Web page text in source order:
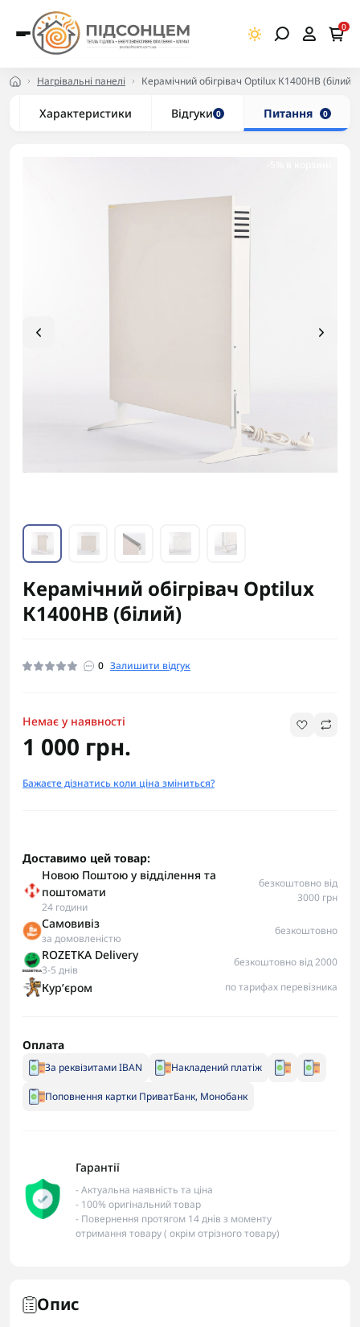
0
Нагрівальні панелі Керамічний обігрівач Optilux К1400НВ (білий)
Характеристики Відгуки 0 Питання 0
Керамічний обігрівач Optilux
К1400НВ (білий)
0 Залишити відгук
Немає у наявності
1 000 грн.
Бажаєте дізнатись коли ціна зміниться?
Доставимо цей товар:
Новою Поштою у відділення та
поштомати
24 години
безкоштовно від
3000 грн
Самовивіз
за домовленістю
безкоштовно
ROZETKA Delivery
3-5 днів
безкоштовно від 2000
Курʼєром по тарифах перевізника
Оплата
За реквізитами IBAN Накладений платіж
Поповнення картки ПриватБанк, Монобанк
Гарантії
- Актуальна наявність та ціна
- 100% оригінальний товар
- Повернення протягом 14 днів з моменту
отримання товару ( окрім отрізного товару)
Опис